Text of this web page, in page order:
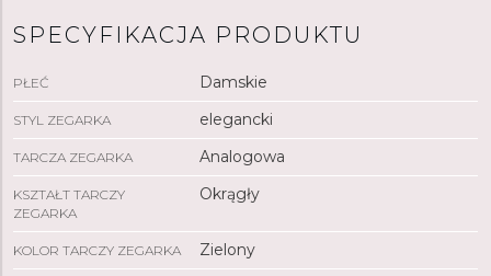
SPECYFIKACJA PRODUKTU
PŁEĆ Damskie
STYL ZEGARKA elegancki
TARCZA ZEGARKA Analogowa
KSZTAŁT TARCZY
ZEGARKA
Okrągły
KOLOR TARCZY ZEGARKA Zielony